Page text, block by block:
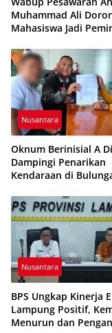
Muhammad Ali
Mahasiswa Jadi
Nusantara
Oknum Berinisial A
Dampingi Penarikan
Kendaraan di
Nusantara
BPS Ungkap Kinerja
Lampung Positif,
Menurun dan